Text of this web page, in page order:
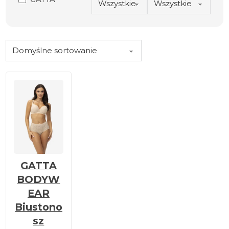
GATTA
BODYW
EAR
Biustono
sz